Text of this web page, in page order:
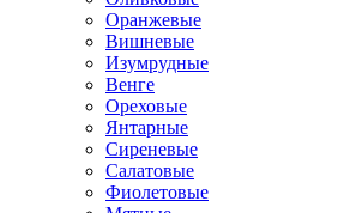
Оранжевые
Вишневые
Изумрудные
Венге
Ореховые
Янтарные
Сиреневые
Салатовые
Фиолетовые